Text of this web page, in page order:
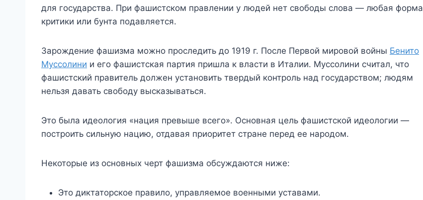
для государства. При фашистском правлении у людей нет свободы слова — любая форма
критики или бунта подавляется.
Зарождение фашизма можно проследить до 1919 г. После Первой мировой войны Бенито
Муссолини и его фашистская партия пришла к власти в Италии. Муссолини считал, что
фашистский правитель должен установить твердый контроль над государством; людям
нельзя давать свободу высказываться.
Это была идеология «нация превыше всего». Основная цель фашистской идеологии —
построить сильную нацию, отдавая приоритет стране перед ее народом.
Некоторые из основных черт фашизма обсуждаются ниже:
Это диктаторское правило, управляемое военными уставами.